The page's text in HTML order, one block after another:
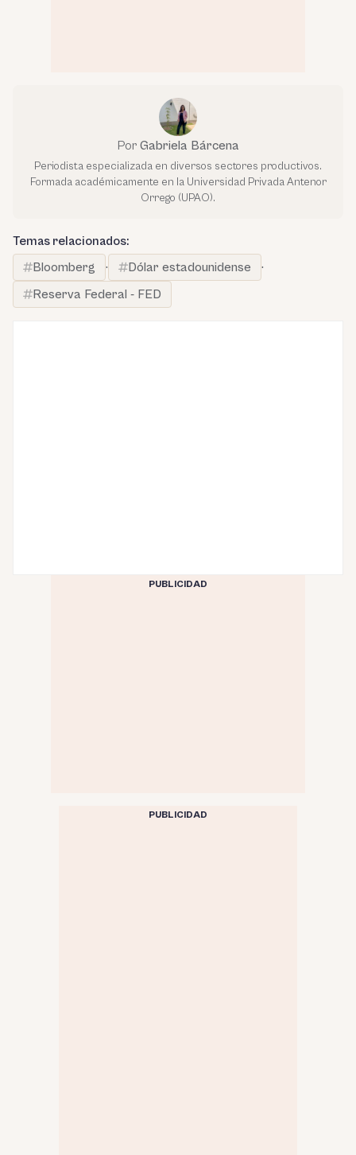
Por Gabriela Bárcena
Periodista especializada en diversos sectores productivos.
Formada académicamente en la Universidad Privada Antenor
Orrego (UPAO).
Temas relacionados:
Bloomberg
· Dólar estadounidense
·
Reserva Federal - FED
PUBLICIDAD
PUBLICIDAD